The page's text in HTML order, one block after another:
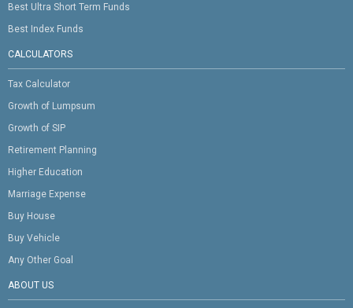
Best Ultra Short Term Funds
Best Index Funds
CALCULATORS
Tax Calculator
Growth of Lumpsum
Growth of SIP
Retirement Planning
Higher Education
Marriage Expense
Buy House
Buy Vehicle
Any Other Goal
ABOUT US